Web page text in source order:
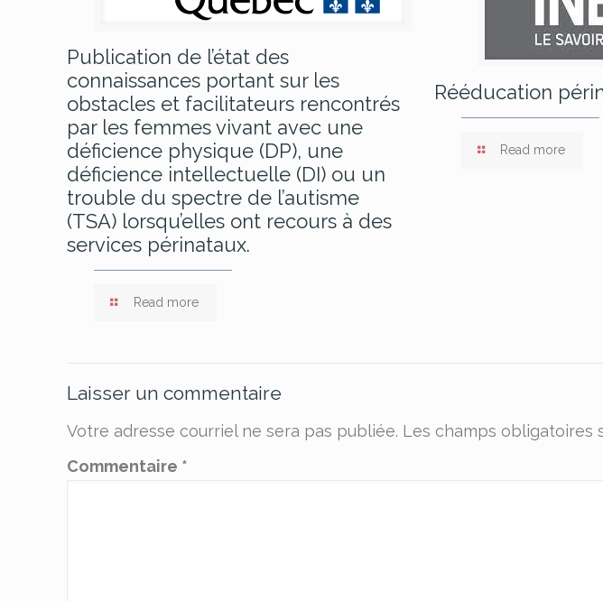
Publication de l’état des
connaissances portant sur les
obstacles et facilitateurs rencontrés
par les femmes vivant avec une
déficience physique (DP), une
déficience intellectuelle (DI) ou un
trouble du spectre de l’autisme
(TSA) lorsqu’elles ont recours à des
services périnataux.
Read more
Rééducation
Read more
Laisser un commentaire
Votre adresse courriel ne sera pas publiée. Les champs obligatoires
Commentaire *